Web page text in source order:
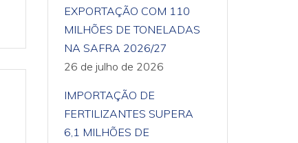
EXPORTAÇÃO COM 110
MILHÕES DE TONELADAS
NA SAFRA 2026/27
26 de julho de 2026
IMPORTAÇÃO DE
FERTILIZANTES SUPERA
6,1 MILHÕES DE